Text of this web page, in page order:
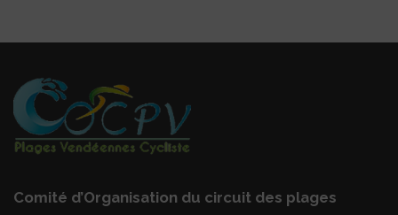
Comité d’Organisation du circuit des plages